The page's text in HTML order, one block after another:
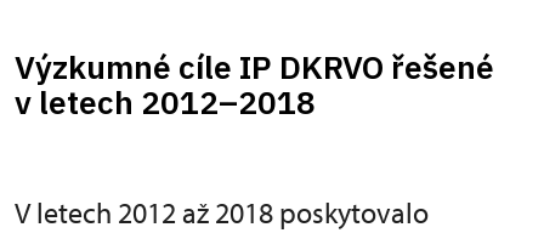
Výzkumné cíle IP DKRVO řešené
v letech 2012–2018
V letech 2012 až 2018 poskytovalo